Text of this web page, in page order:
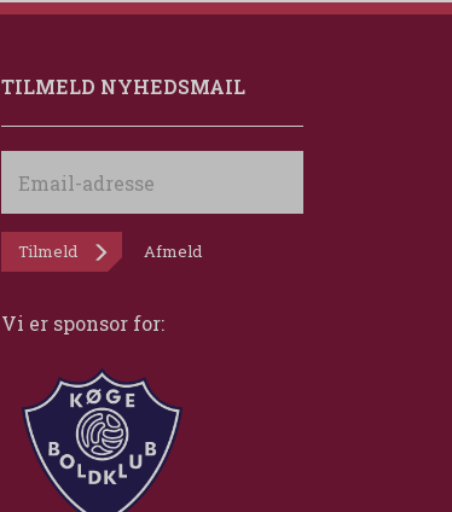
TILMELD NYHEDSMAIL
adresse
Tilmeld Afmeld
Vi er sponsor for: